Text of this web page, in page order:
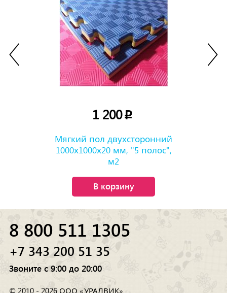
1 200p
Мягкий пол двухсторонний
1000х1000х20 мм, "5 полос",
м2
В корзину
8 800 511 1305
+7 343 200 51 35
Звоните с 9:00 до 20:00
© 2010 - 2026 ООО «УРАЛВИК»